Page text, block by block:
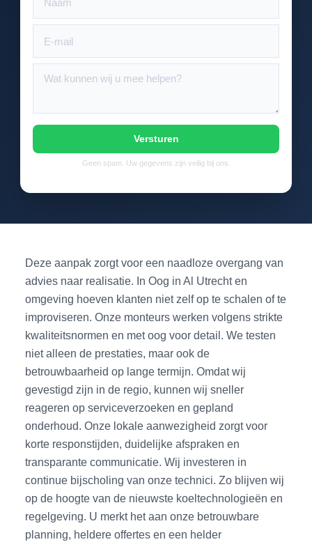
Versturen
Geen spam. Uw gegevens zijn veilig bij ons.
Deze aanpak zorgt voor een naadloze overgang van
advies naar realisatie. In Oog in Al Utrecht en
omgeving hoeven klanten niet zelf op te schalen of te
improviseren. Onze monteurs werken volgens strikte
kwaliteitsnormen en met oog voor detail. We testen
niet alleen de prestaties, maar ook de
betrouwbaarheid op lange termijn. Omdat wij
gevestigd zijn in de regio, kunnen wij sneller
reageren op serviceverzoeken en gepland
onderhoud. Onze lokale aanwezigheid zorgt voor
korte responstijden, duidelijke afspraken en
transparante communicatie. Wij investeren in
continue bijscholing van onze technici. Zo blijven wij
op de hoogte van de nieuwste koeltechnologieën en
regelgeving. U merkt het aan onze betrouwbare
planning, heldere offertes en een helder